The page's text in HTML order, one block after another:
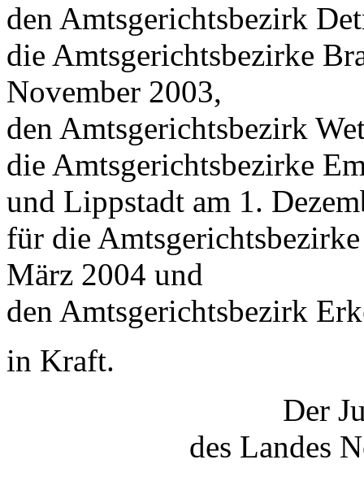
den Amtsgerichtsbezirk
die Amtsgerichtsbezirke
November 2003,
den Amtsgerichtsbezirk
die Amtsgerichtsbezirke
und Lippstadt am 1.
für die
März 2004 und
den Amtsgerichtsbezirk
in Kraft.
Der
des Landes